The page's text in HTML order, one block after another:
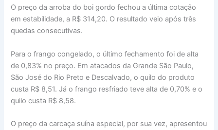
O preço da arroba do boi gordo fechou a última cotação
em estabilidade, a R$ 314,20. O resultado veio após três
quedas consecutivas.
Para o frango congelado, o último fechamento foi de alta
de 0,83% no preço. Em atacados da Grande São Paulo,
São José do Rio Preto e Descalvado, o quilo do produto
custa R$ 8,51. Já o frango resfriado teve alta de 0,70% e o
quilo custa R$ 8,58.
O preço da carcaça suína especial, por sua vez, apresentou